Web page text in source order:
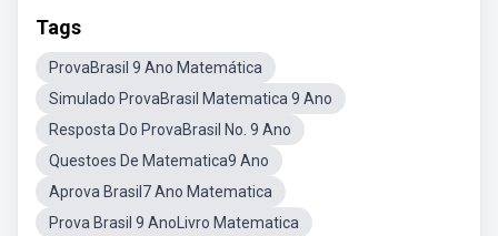
Tags
ProvaBrasil 9 Ano Matemática
Simulado ProvaBrasil Matematica 9 Ano
Resposta Do ProvaBrasil No. 9 Ano
Questoes De Matematica9 Ano
Aprova Brasil7 Ano Matematica
Prova Brasil 9 AnoLivro Matematica